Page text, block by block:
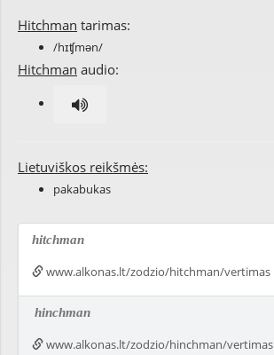
Hitchman tarimas:
/hɪʧmən/
Hitchman audio:
Lietuviškos reikšmės:
pakabukas
hitchman
www.alkonas.lt/zodzio/hitchman/vertimas
hinchman
www.alkonas.lt/zodzio/hinchman/vertimas